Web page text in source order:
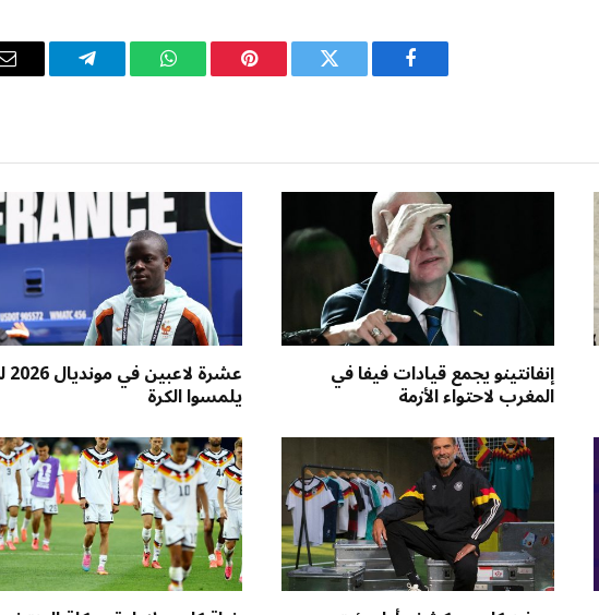
فيسبوك تويتر بينتيريستواتساب تيلقرام
إنفانتينو يجمع قيادات فيفا في
المغرب لاحتواء الأزمة
عشرة
يلمسوا الكرة